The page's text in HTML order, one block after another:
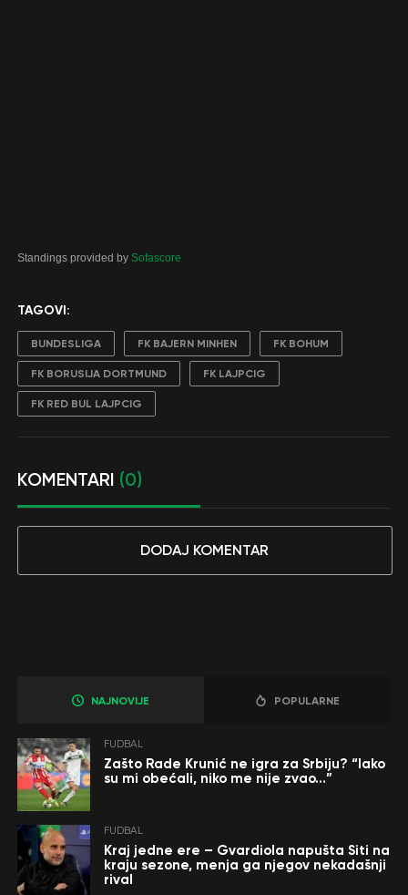
Standings provided by Sofascore
TAGOVI:
BUNDESLIGA FK BAJERN MINHEN FK BOHUM
FK BORUSIJA DORTMUND FK LAJPCIG
FK RED BUL LAJPCIG
KOMENTARI (0)
DODAJ KOMENTAR
NAJNOVIJE POPULARNE
FUDBAL
Zašto Rade Krunić ne igra za Srbiju? “Iako
su mi obećali, niko me nije zvao…”
FUDBAL
Kraj jedne ere – Gvardiola napušta Siti na
kraju sezone, menja ga njegov nekadašnji
rival